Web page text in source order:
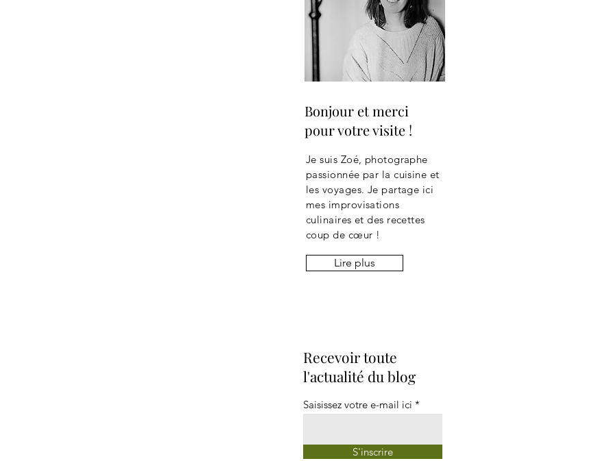
Bonjour et merci
pour votre visite !
Je suis Zoé, photographe
passionnée par la cuisine et
les voyages. Je partage ici
mes improvisations
culinaires et des recettes
coup de cœur !
Lire plus
Recevoir toute
l'actualité du blog
Saisissez votre e-mail ici
S'inscrire